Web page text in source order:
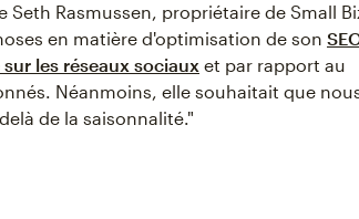
Rasmussen, propriétaire de Small
en matière d'optimisation de son
les réseaux sociaux et par rapport au
Néanmoins, elle souhaitait que
de la saisonnalité."